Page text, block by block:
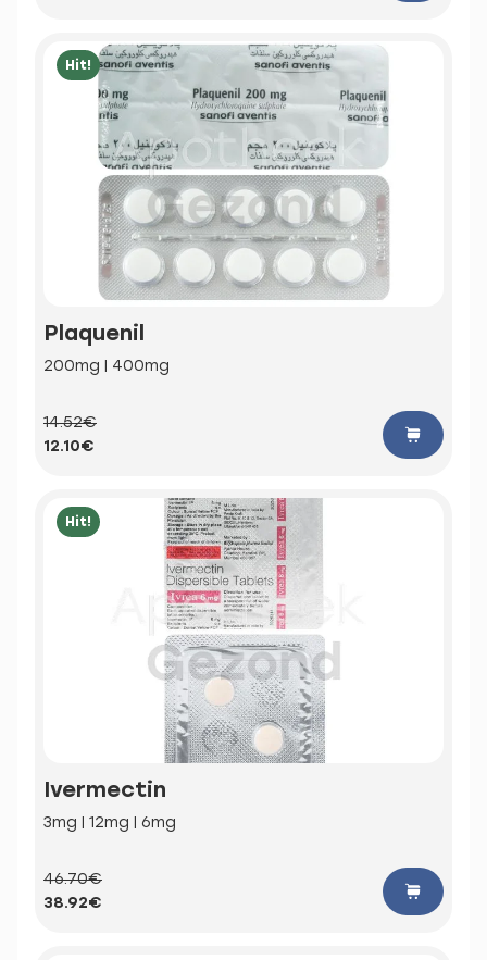
Hit!
Plaquenil
200mg | 400mg
14.52€
12.10€
Hit!
Ivermectin
3mg | 12mg | 6mg
46.70€
38.92€